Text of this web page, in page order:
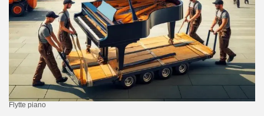
Flytte piano